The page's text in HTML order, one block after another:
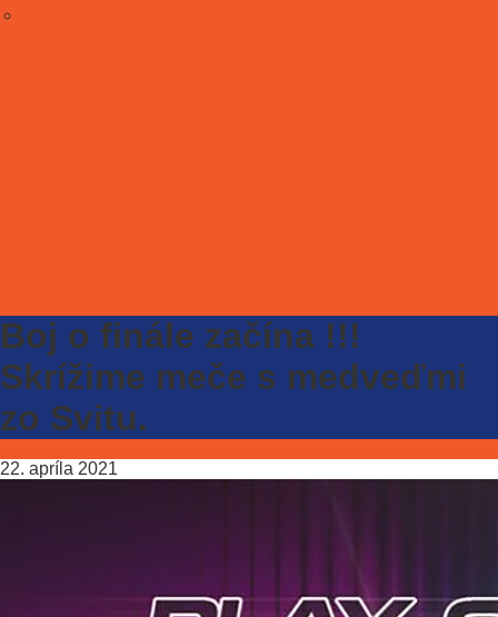
Boj o finále začína !!!
Skrížime meče s medveďmi
zo Svitu.
22. apríla 2021